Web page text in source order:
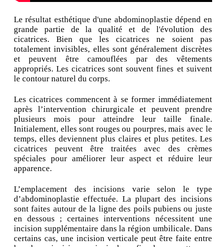
Le résultat esthétique d'une abdominoplastie dépend en
grande partie de la qualité et de l'évolution des
cicatrices. Bien que les cicatrices ne soient pas
totalement invisibles, elles sont généralement discrètes
et peuvent être camouflées par des vêtements
appropriés. Les cicatrices sont souvent fines et suivent
le contour naturel du corps.
Les cicatrices commencent à se former immédiatement
après l’intervention chirurgicale et peuvent prendre
plusieurs mois pour atteindre leur taille finale.
Initialement, elles sont rouges ou pourpres, mais avec le
temps, elles deviennent plus claires et plus petites. Les
cicatrices peuvent être traitées avec des crèmes
spéciales pour améliorer leur aspect et réduire leur
apparence.
L’emplacement des incisions varie selon le type
d’abdominoplastie effectuée. La plupart des incisions
sont faites autour de la ligne des poils pubiens ou juste
en dessous ; certaines interventions nécessitent une
incision supplémentaire dans la région umbilicale. Dans
certains cas, une incision verticale peut être faite entre